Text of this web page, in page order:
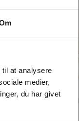
at analysere
medier,
du har givet
Hoptimist